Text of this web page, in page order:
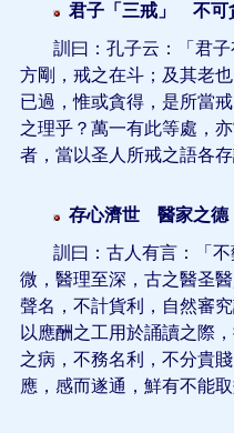
君子「三戒」 不可
訓曰：孔子云：「君
方剛，戒之在斗；及其老
已過，惟或貪得，是所當
之理乎？萬一有此等處，
者，當以圣人所戒之語各
存心濟世 醫家之德
訓曰：古人有言：「
微，醫理至深，古之醫圣
聲名，不計貨利，自然審
以應酬之工用於誦讀之際
之病，不務名利，不分貴
應，感而遂通，鮮有不能